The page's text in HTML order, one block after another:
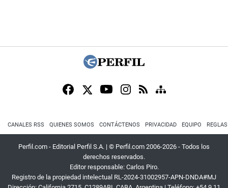
CANALES RSS QUIENES SOMOS CONTÁCTENOS PRIVACIDAD EQUIPO
Perfil.com - Editorial Perfil S.A. | © Perfil.com 2006-2026 - Todos los
derechos reservados.
Editor responsable: Carlos Piro.
Registro de la propiedad intelectual RL-2024-31002957-APN-DNDA#MJ